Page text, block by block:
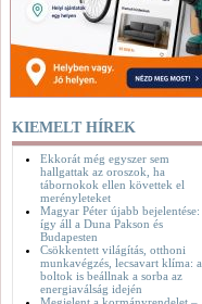
KIEMELT HÍREK
Ekkorát még egyszer sem
hallgattak az oroszok, ha
tábornokok ellen követtek el
merényleteket
Magyar Péter újabb bejelentése:
így áll a Duna Pakson és
Budapesten
Csökkentett világítás, otthoni
munkavégzés, lecsavart klíma: a
boltok is beállnak a sorba az
energiaválság idején